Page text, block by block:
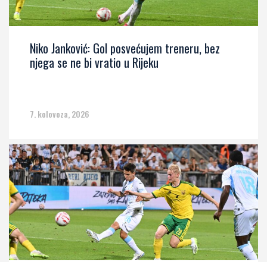
Niko Janković: Gol posvećujem treneru, bez
njega se ne bi vratio u Rijeku
7. kolovoza, 2026